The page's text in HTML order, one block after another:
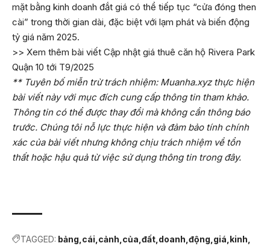
mặt bằng kinh doanh đắt giá có thể tiếp tục “cửa đóng then
cài” trong thời gian dài, đặc biệt với lạm phát và biến động
tỷ giá năm 2025.
>> Xem thêm bài viết Cập nhật giá thuê căn hộ Rivera Park
Quận 10 tới T9/2025
** Tuyên bố miễn trừ trách nhiệm: Muanha.xyz thực hiện
bài viết này với mục đích cung cấp thông tin tham khảo.
Thông tin có thể được thay đổi mà không cần thông báo
trước. Chúng tôi nỗ lực thực hiện và đảm bảo tính chính
xác của bài viết nhưng không chịu trách nhiệm về tổn
thất hoặc hậu quả từ việc sử dụng thông tin trong đây.
TAGGED: bảng cái cảnh của đất doanh động giá kinh